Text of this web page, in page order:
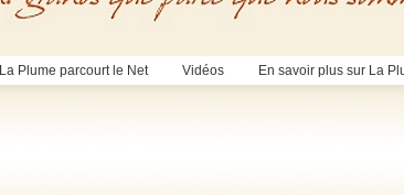
La Plume parcourt le Net Vidéos En savoir plus sur La